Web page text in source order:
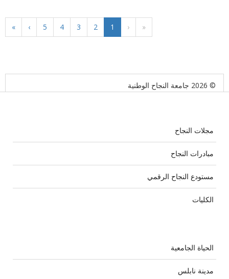
«
‹
1
2
3
4
5
›
»
© 2026 جامعة النجاح الوطنية
مجلات النجاح
مبادرات النجاح
مستودع النجاح الرقمي
الكليات
الحياة الجامعية
مدينة نابلس